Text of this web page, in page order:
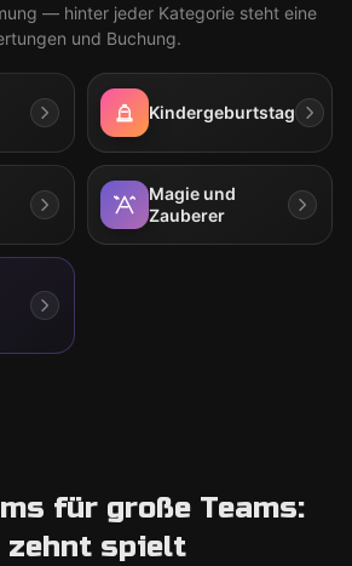
— hinter jeder Kategorie steht eine
und Buchung.
Kindergeburtstag
Magie und
Zauberer
für große Teams:
zehnt spielt